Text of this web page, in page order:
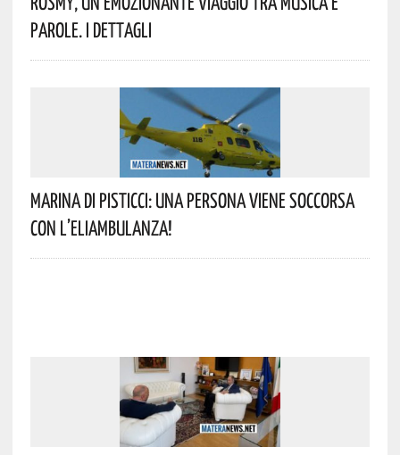
Parole. I Dettagli
Marina Di Pisticci: Una Persona Viene Soccorsa
Con L’eliambulanza!